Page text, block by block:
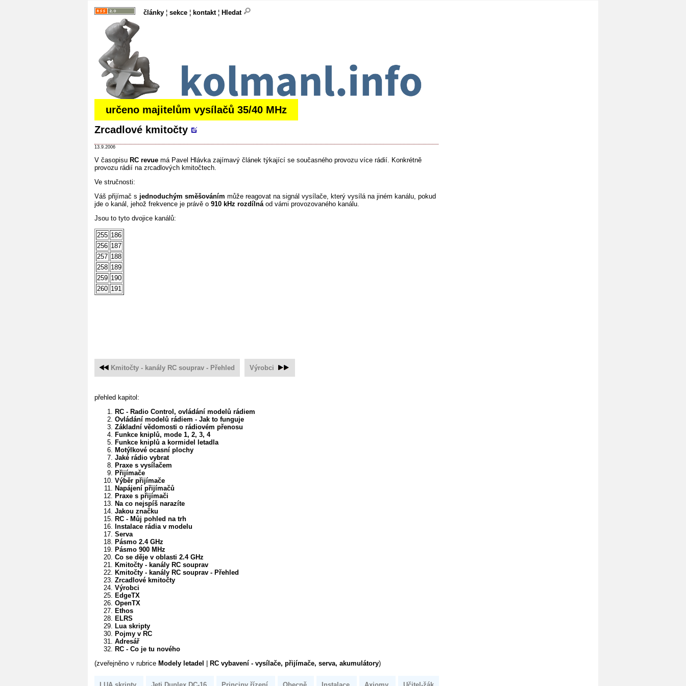
články ¦ sekce ¦ kontakt¦ Hledat
určeno majitelům vysílačů 35/40 MHz
Zrcadlové kmitočty
13.9.2006
V časopisu RC revue má Pavel Hlávka zajímavý článek týkající se současného provozu více rádií. Konkrétně
provozu rádií na zrcadlových kmitočtech.
Ve stručnosti:
Váš přijímač s jednoduchým směšováním může reagovat na signál vysílače, který vysílá na jiném kanálu, pokud
jde o kanál, jehož frekvence je právě o 910 kHz rozdílná od vámi provozovaného kanálu.
Jsou to tyto dvojice kanálů:
255 186
256 187
257 188
258 189
259 190
260 191
Kmitočty - kanály RC souprav - Přehled Výrobci
přehled kapitol:
RC - Radio Control, ovládání modelů rádiem
Ovládání modelů rádiem - Jak to funguje
Základní vědomosti o rádiovém přenosu
Funkce kniplů, mode 1, 2, 3, 4
Funkce kniplů a kormidel letadla
Motýlkové ocasní plochy
Jaké rádio vybrat
Praxe s vysílačem
Přijímače
Výběr přijímače
Napájení přijímačů
Praxe s přijímači
Na co nejspíš narazíte
Jakou značku
RC - Můj pohled na trh
Instalace rádia v modelu
Serva
Pásmo 2.4 GHz
Pásmo 900 MHz
Co se děje v oblasti 2.4 GHz
Kmitočty - kanály RC souprav
Kmitočty - kanály RC souprav - Přehled
Zrcadlové kmitočty
Výrobci
EdgeTX
OpenTX
Ethos
ELRS
Lua skripty
Pojmy v RC
Adresář
RC - Co je tu nového
(zveřejněno v rubrice Modely letadel RC vybavení - vysílače, přijímače, serva, akumulátory)